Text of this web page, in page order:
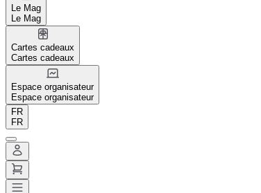
Le Mag
Le Mag
Cartes cadeaux
Cartes cadeaux
Espace organisateur
Espace organisateur
FR
FR